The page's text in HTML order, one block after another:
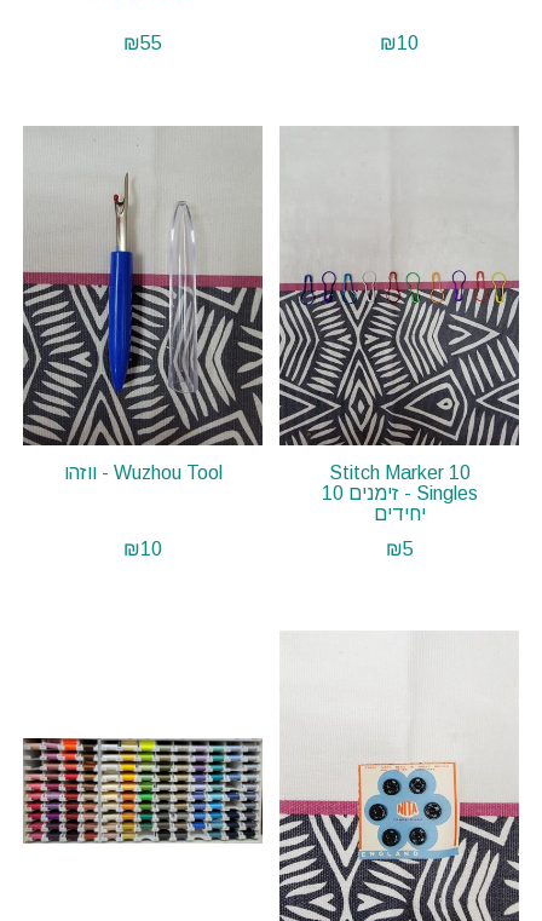
₪10
₪55
Stitch Marker 10
Singles - זימנים 10
יחידים
₪5
Wuzhou Tool - ווזהו
₪10